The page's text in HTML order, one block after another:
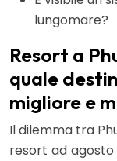
lungomare?
Resort a
quale
migliore e
Il dilemma tra
resort ad agosto